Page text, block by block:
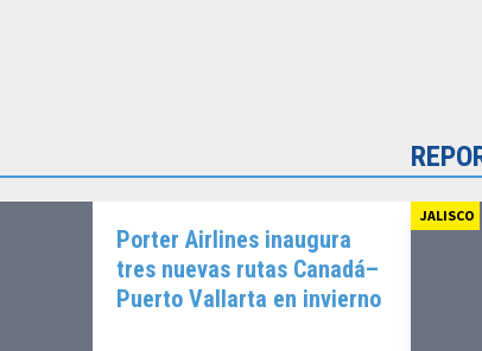
Porter Airlines inaugura
tres nuevas rutas Canadá–
Puerto Vallarta en invierno
JALISCO